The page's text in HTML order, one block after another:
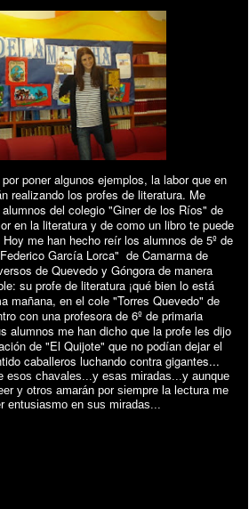
poner algunos ejemplos, la labor que en
realizando los profes de literatura. Me
del colegio "Giner de los Ríos" de
en la literatura y de como un libro te puede
me han hecho reír los alumnos de 5º de
García Lorca" de Camarma de
de Quevedo y Góngora de manera
su profe de literatura ¡qué bien lo está
mañana, en el cole "Torres Quevedo" de
con una profesora de 6º de primaria
alumnos me han dicho que la profe les dijo
de "El Quijote" que no podían dejar el
caballeros luchando contra gigantes...
esos chavales...y esas miradas...y aunque
y otros amarán por siempre la lectura me
entusiasmo en sus miradas...